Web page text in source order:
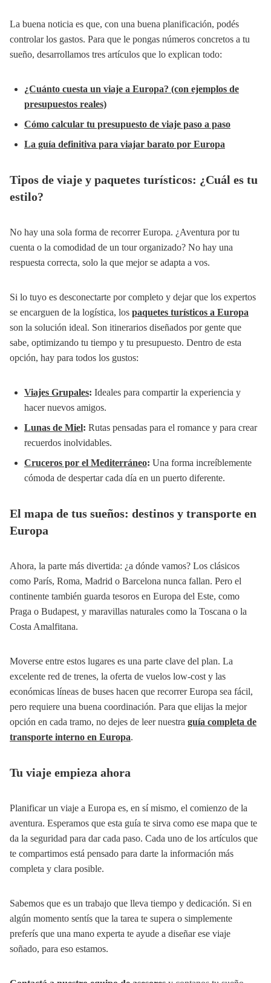
La buena noticia es que, con una buena planificación, podés
controlar los gastos. Para que le pongas números concretos a tu
sueño, desarrollamos tres artículos que lo explican todo:
¿Cuánto cuesta un viaje a Europa? (con ejemplos de
presupuestos reales)
Cómo calcular tu presupuesto de viaje paso a paso
La guía definitiva para viajar barato por Europa
Tipos de viaje y paquetes turísticos: ¿Cuál es tu
estilo?
No hay una sola forma de recorrer Europa. ¿Aventura por tu
cuenta o la comodidad de un tour organizado? No hay una
respuesta correcta, solo la que mejor se adapta a vos.
Si lo tuyo es desconectarte por completo y dejar que los expertos
se encarguen de la logística, los paquetes turísticos a Europa
son la solución ideal. Son itinerarios diseñados por gente que
sabe, optimizando tu tiempo y tu presupuesto. Dentro de esta
opción, hay para todos los gustos:
Viajes Grupales: Ideales para compartir la experiencia y
hacer nuevos amigos.
Lunas de Miel: Rutas pensadas para el romance y para crear
recuerdos inolvidables.
Cruceros por el Mediterráneo: Una forma increíblemente
cómoda de despertar cada día en un puerto diferente.
El mapa de tus sueños: destinos y transporte en
Europa
Ahora, la parte más divertida: ¿a dónde vamos? Los clásicos
como París, Roma, Madrid o Barcelona nunca fallan. Pero el
continente también guarda tesoros en Europa del Este, como
Praga o Budapest, y maravillas naturales como la Toscana o la
Costa Amalfitana.
Moverse entre estos lugares es una parte clave del plan. La
excelente red de trenes, la oferta de vuelos low-cost y las
económicas líneas de buses hacen que recorrer Europa sea fácil,
pero requiere una buena coordinación. Para que elijas la mejor
opción en cada tramo, no dejes de leer nuestra guía completa de
transporte interno en Europa.
Tu viaje empieza ahora
Planificar un viaje a Europa es, en sí mismo, el comienzo de la
aventura. Esperamos que esta guía te sirva como ese mapa que te
da la seguridad para dar cada paso. Cada uno de los artículos que
te compartimos está pensado para darte la información más
completa y clara posible.
Sabemos que es un trabajo que lleva tiempo y dedicación. Si en
algún momento sentís que la tarea te supera o simplemente
preferís que una mano experta te ayude a diseñar ese viaje
soñado, para eso estamos.